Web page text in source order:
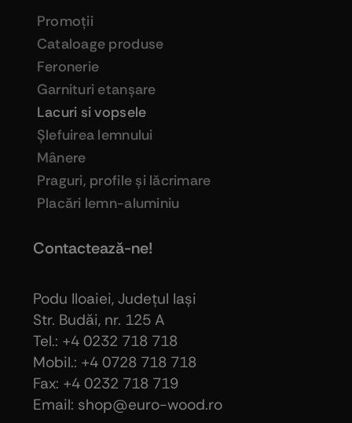
Promoţii
Cataloage produse
Feronerie
Garnituri etanşare
Lacuri si vopsele
Şlefuirea lemnului
Mânere
Praguri, profile şi lăcrimare
Placări lemn-aluminiu
Contactează-ne!
Podu Iloaiei, Judeţul Iaşi
Str. Budăi, nr. 125 A
Tel.: +4 0232 718 718
Mobil.: +4 0728 718 718
Fax: +4 0232 718 719
Email: shop@euro-wood.ro